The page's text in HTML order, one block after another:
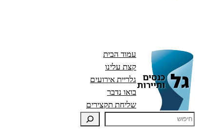
עמוד הבית
קצת עלינו
גלריית אירועים
בואו נדבר
שליחת תקצירים